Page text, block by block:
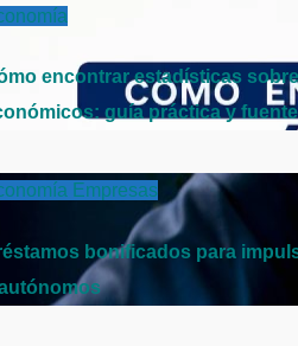
encontrar estadísticas
guía práctica y
Empresas
bonificados para